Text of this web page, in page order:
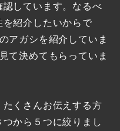
しています。なるべ
を紹介したいからで
アガシを紹介していま
て決めてもらっていま
くさんお伝えする方
から５つに絞りまし